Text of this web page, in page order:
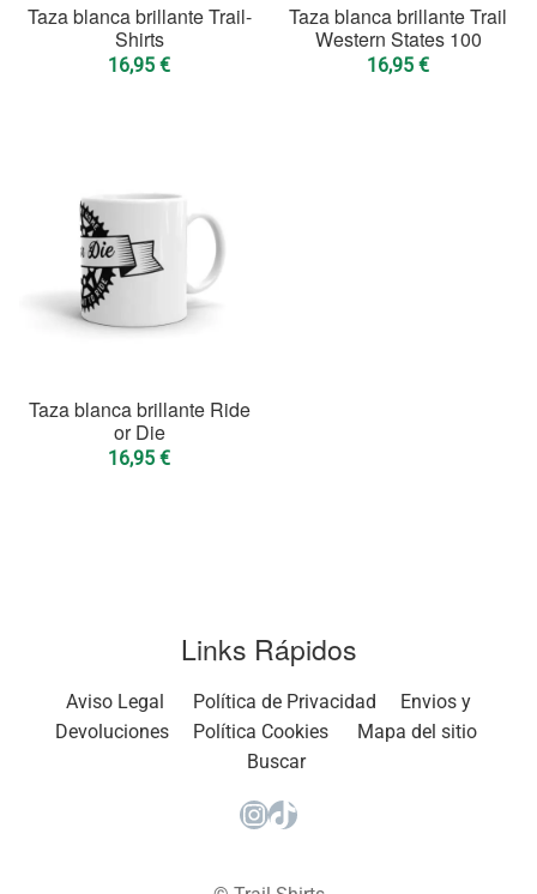
Taza blanca brillante Trail-
Shirts
16,95 €
Taza blanca brillante Trail
Western States 100
16,95 €
Taza blanca brillante Ride
or Die
16,95 €
Links Rápidos
Aviso Legal Política de Privacidad
Envios y
Devoluciones
Política Cookies
Mapa del sitio
Buscar
Instagram
TikTok